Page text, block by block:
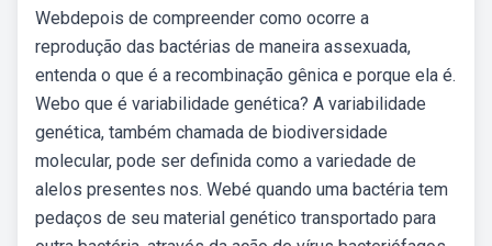
Webdepois de compreender como ocorre a
reprodução das bactérias de maneira assexuada,
entenda o que é a recombinação gênica e porque ela é.
Webo que é variabilidade genética? A variabilidade
genética, também chamada de biodiversidade
molecular, pode ser definida como a variedade de
alelos presentes nos. Webé quando uma bactéria tem
pedaços de seu material genético transportado para